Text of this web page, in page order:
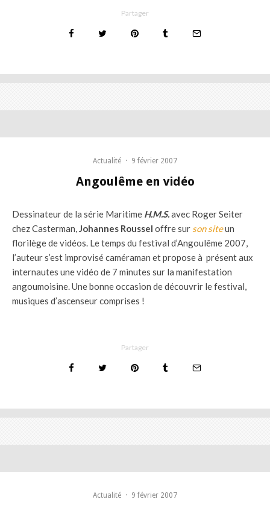
Partager
Actualité · 9 février 2007
Angoulême en vidéo
Dessinateur de la série Maritime H.M.S.avec Roger Seiter
chez Casterman,Johannes Roussel offre sur son siteun
florilège de vidéos. Le temps du festival d’Angoulême 2007,
l’auteur s’est improvisé caméraman et propose à présent aux
internautes une vidéo de 7 minutes sur la manifestation
angoumoisine. Une bonne occasion de découvrir le festival,
musiques d’ascenseur comprises !
Partager
Actualité · 9 février 2007